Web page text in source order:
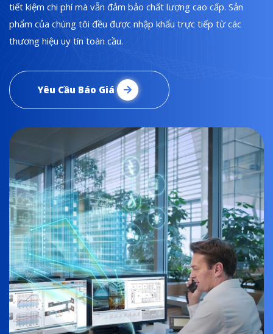
tiết kiệm chi phí mà vẫn đảm bảo chất lượng cao cấp. Sản
phẩm của chúng tôi đều được nhập khẩu trực tiếp từ các
thương hiệu uy tín toàn cầu.
Yêu Cầu Báo Giá